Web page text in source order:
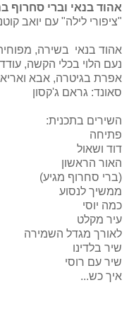
אהוד בנאי וברי סחרוף
"ציפורי לילה" עם יואב קוטנר
אהוד בנאי בשירה,
נעם הלוי בכלי הקשה,
אפרת בגיטרה, אבא
סאונד: גראם ג'קסון
השירים בתכנית:
פתיחה
דוד ושאול
האור הראשון
(ברי סחרוף מגיע)
ממשיך לנסוע
כמה יוסי
עיר מקלט
לאורך מגדל השמירה
שיר בלדינו
שיר עם רוסי
איך כש...